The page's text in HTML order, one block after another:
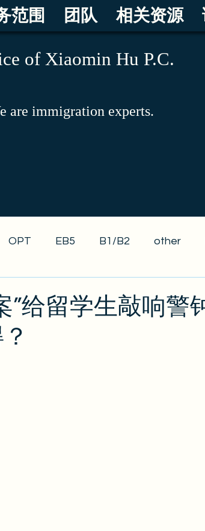
范围 团队 相关资源
of Xiaomin Hu P.C.
are immigration experts.
OPT EB5 B1/B2 other
EB3
”给留学生敲响警